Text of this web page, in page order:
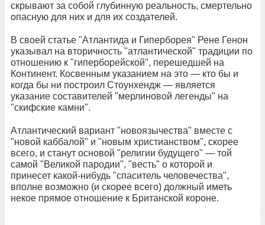
скрывают за собой глубинную реальность, смертельно
опасную для них и для их создателей.
В своей статье "Атлантида и Гиперборея" Рене Генон
указывал на вторичность "атлантической" традиции по
отношению к "гиперборейской", перешедшей на
Континент. Косвенным указанием на это — кто бы и
когда бы ни построил Стоунхендж — является
указание составителей "мерлиновой легенды" на
"скифские камни".
Атлантический вариант "новоязычества" вместе с
"новой каббалой" и "новым христианством", скорее
всего, и станут основой "религии будущего" — той
самой "Великой пародии", "весть" о которой и
принесет какой-нибудь "спаситель человечества",
вполне возможно (и скорее всего) должный иметь
некое прямое отношение к Британской короне.